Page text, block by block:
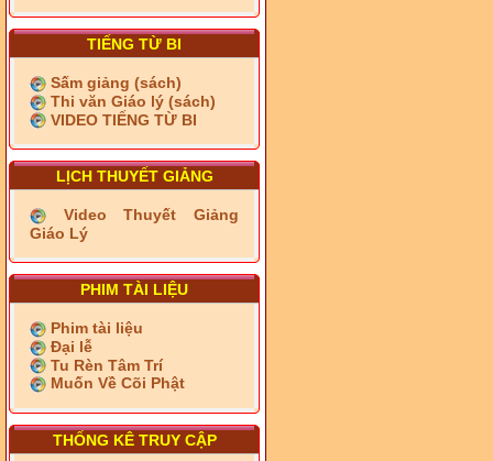
TIẾNG TỪ BI
Sấm giảng (sách)
Thi văn Giáo lý (sách)
VIDEO TIẾNG TỪ BI
LỊCH THUYẾT GIẢNG
Video Thuyết Giảng
Giáo Lý
PHIM TÀI LIỆU
Phim tài liệu
Đại lễ
Tu Rèn Tâm Trí
Muốn Về Cõi Phật
THỐNG KÊ TRUY CẬP